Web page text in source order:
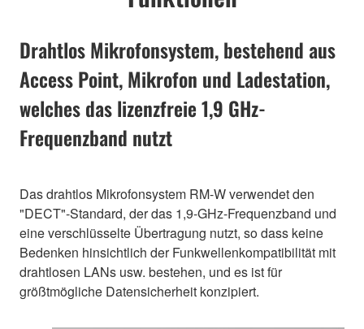
Drahtlos Mikrofonsystem, bestehend aus
Access Point, Mikrofon und Ladestation,
welches das lizenzfreie 1,9 GHz-
Frequenzband nutzt
Das drahtlos Mikrofonsystem RM-W verwendet den
"DECT"-Standard, der das 1,9-GHz-Frequenzband und
eine verschlüsselte Übertragung nutzt, so dass keine
Bedenken hinsichtlich der Funkwellenkompatibilität mit
drahtlosen LANs usw. bestehen, und es ist für
größtmögliche Datensicherheit konzipiert.